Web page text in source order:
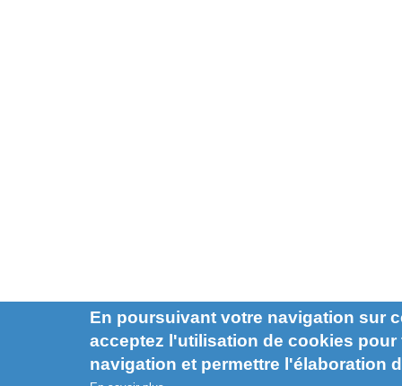
En poursuivant votre navigation sur
acceptez l'utilisation de cookies pour
navigation et permettre l'élaboration